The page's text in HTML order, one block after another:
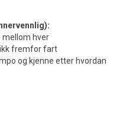
mellom hver
fremfor fart
og kjenne etter hvordan